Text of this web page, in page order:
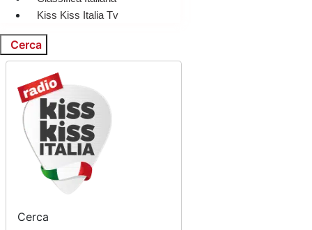
Kiss Kiss Italia Tv
Cerca
Cerca